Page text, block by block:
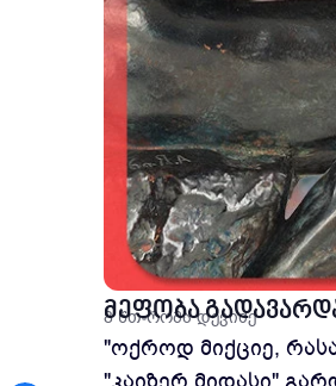
8 წთ რომა დევიძე
მეფობა
"ოქროდ მიქციე,